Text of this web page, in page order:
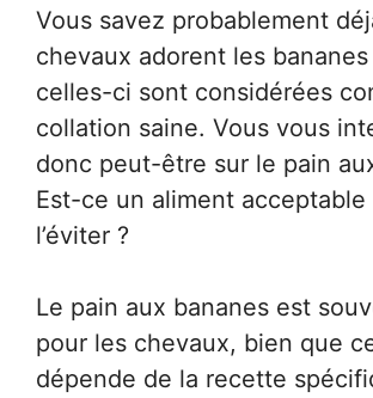
Vous savez probablement
chevaux adorent les
celles-ci sont considérées
collation saine. Vous vous
donc peut-être sur le pain
Est-ce un aliment
l’éviter ?
Le pain aux bananes est
pour les chevaux, bien que
dépende de la recette